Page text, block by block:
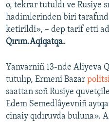
o, tekrar tutuldı ve Rusiye
hadimlerinden biri
ketirildi», – dep tarif etti
Qırım.Aqiqatqa.
Yanvarniñ 13-nde Aliyeva
tutulıp, Ermeni Bazar
saattan soñ Rusiye
Edem Semedlâyevniñ
cinaiy qıdıruvda buluna».